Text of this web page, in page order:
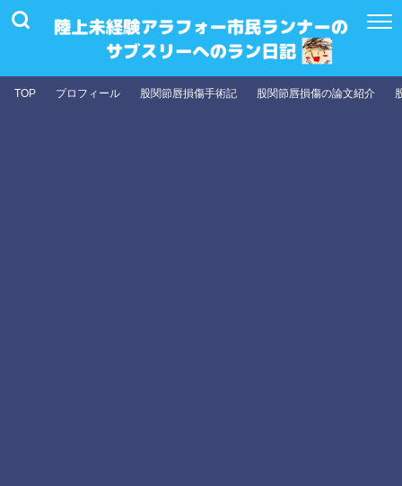
TOP プロフィール 股関節唇損傷手術記 股関節唇損傷の論文紹介